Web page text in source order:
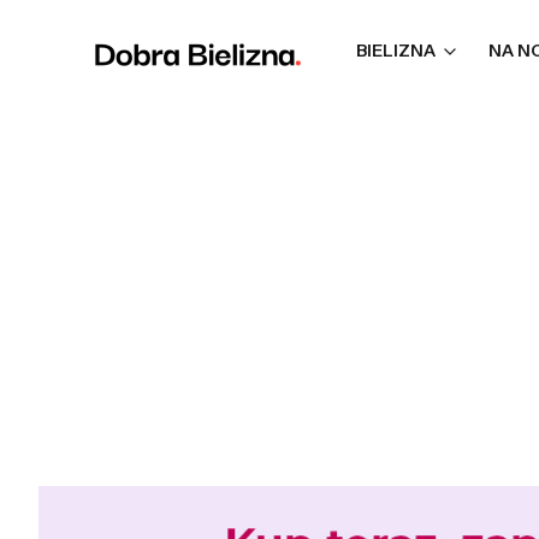
BIELIZNA NA